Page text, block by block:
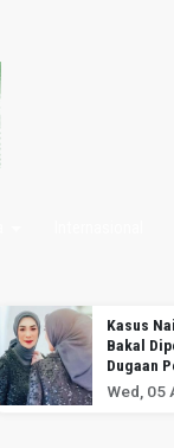
Kasus
Bakal
Dugaan
Wed, 05